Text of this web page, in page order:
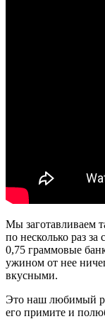
Мы заготавливаем
по несколько раз
0,75 граммовые
ужином от нее
вкусными.
Это наш любимый
его примите и